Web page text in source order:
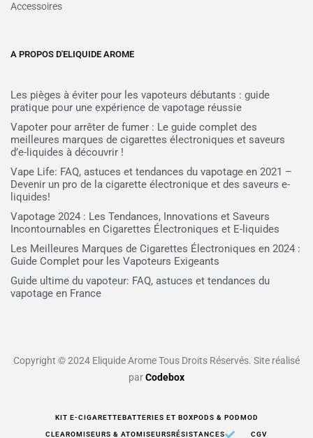
Accessoires
A PROPOS D'ELIQUIDE AROME
Les pièges à éviter pour les vapoteurs débutants : guide
pratique pour une expérience de vapotage réussie
Vapoter pour arrêter de fumer : Le guide complet des
meilleures marques de cigarettes électroniques et saveurs
d’e-liquides à découvrir !
Vape Life: FAQ, astuces et tendances du vapotage en 2021 –
Devenir un pro de la cigarette électronique et des saveurs e-
liquides!
Vapotage 2024 : Les Tendances, Innovations et Saveurs
Incontournables en Cigarettes Électroniques et E-liquides
Les Meilleures Marques de Cigarettes Électroniques en 2024 :
Guide Complet pour les Vapoteurs Exigeants
Guide ultime du vapoteur: FAQ, astuces et tendances du
vapotage en France
Copyright © 2024 Eliquide Arome Tous Droits Réservés. Site réalisé
parCodebox
KIT E-CIGARETTEBATTERIES ET BOXPODS & PODMOD
CLEAROMISEURS & ATOMISEURSRÉSISTANCES CGV